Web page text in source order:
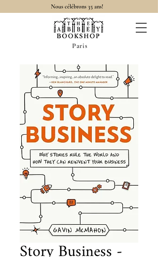
Nous célébrons 35 ans!
Paris